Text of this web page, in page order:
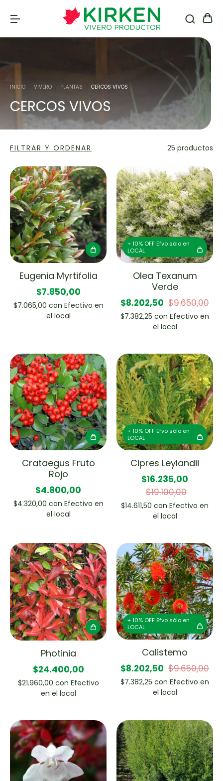
INICIO VIVERO PLANTAS / CERCOS VIVOS
CERCOS VIVOS
FILTRAR Y ORDENAR 25 productos
Eugenia Myrtifolia
$7.850,00
$7.065,00 con Efectivo en
el local
+ 10% OFF Efvo sólo en
LOCAL
Olea Texanum
Verde
$8.202,50 $9.650,00
$7.382,25 con Efectivo en
el local
Crataegus Fruto
Rojo
$4.800,00
$4.320,00 con Efectivo en
el local
+ 10% OFF Efvo sólo en
LOCAL
Cipres Leylandii
$16.235,00
$19.100,00
$14.611,50 con Efectivo en
el local
Photinia
$24.400,00
$21.960,00 con Efectivo
en el local
+ 10% OFF Efvo sólo en
LOCAL
Calistemo
$8.202,50 $9.650,00
$7.382,25 con Efectivo en
el local